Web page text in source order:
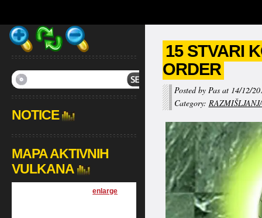
15 STVARI
ORDER
Posted by Pas at 14/12/
Category:
NOTICE
MAPA AKTIVNIH
VULKANA
[enlarge